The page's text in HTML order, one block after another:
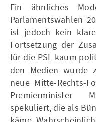
Ein ähnliches
Parlamentswahlen
ist jedoch kein
Fortsetzung der
für die PSL kaum
den Medien wurde
neue Mitte-Rechts-
Premierminister
spekuliert, die als